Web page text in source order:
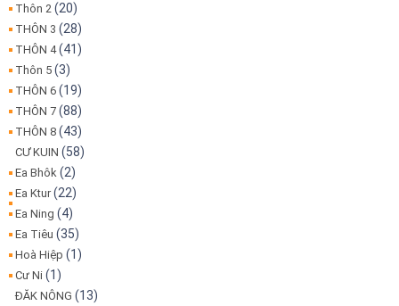
Thôn 2 (20)
THÔN 3 (28)
THÔN 4(41)
Thôn 5 (3)
THÔN 6 (19)
THÔN 7 (88)
THÔN 8 (43)
CƯ KUIN (58)
Ea Bhôk (2)
Ea Ktur(22)
Ea Ning (4)
Ea Tiêu (35)
Hoà Hiệp (1)
Cư Ni (1)
ĐĂK NÔNG (13)